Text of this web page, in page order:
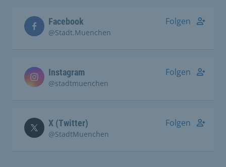
Facebook
@Stadt.Muenchen
Folgen
Instagram
@stadtmuenchen
Folgen
X (Twitter)
@StadtMuenchen
Folgen